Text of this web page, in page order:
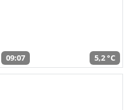
09:07 5,2 °C